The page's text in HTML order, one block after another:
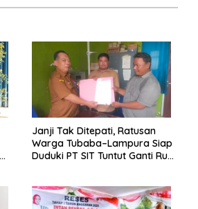
Janji Tak Ditepati, Ratusan
Warga Tubaba–Lampura Siap
Duduki PT SIT Tuntut Ganti Rugi